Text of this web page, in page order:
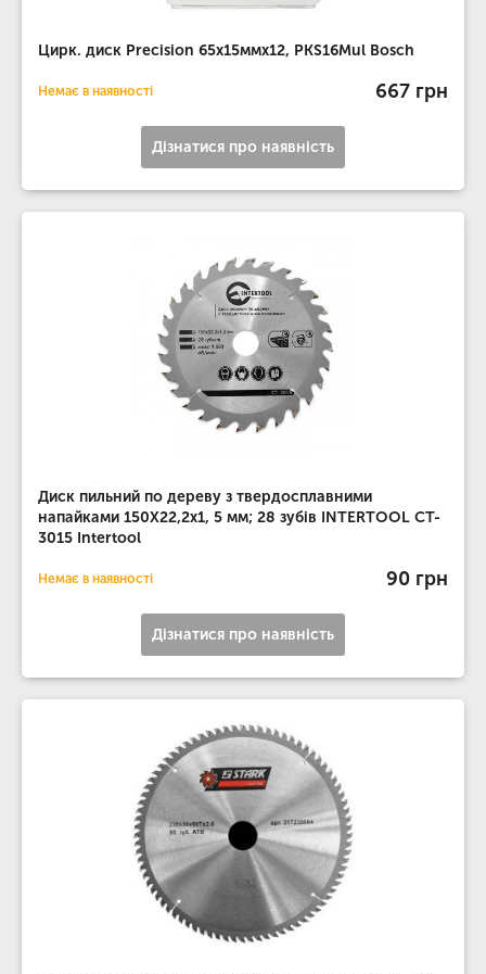
Цирк. диск Precision 65x15ммx12, PKS16Mul Bosch
Немає в наявності 667 грн
Дізнатися про наявність
Диск пильний по дереву з твердосплавними
напайками 150X22,2x1, 5 мм; 28 зубів INTERTOOL CT-
3015 Intertool
Немає в наявності 90 грн
Дізнатися про наявність